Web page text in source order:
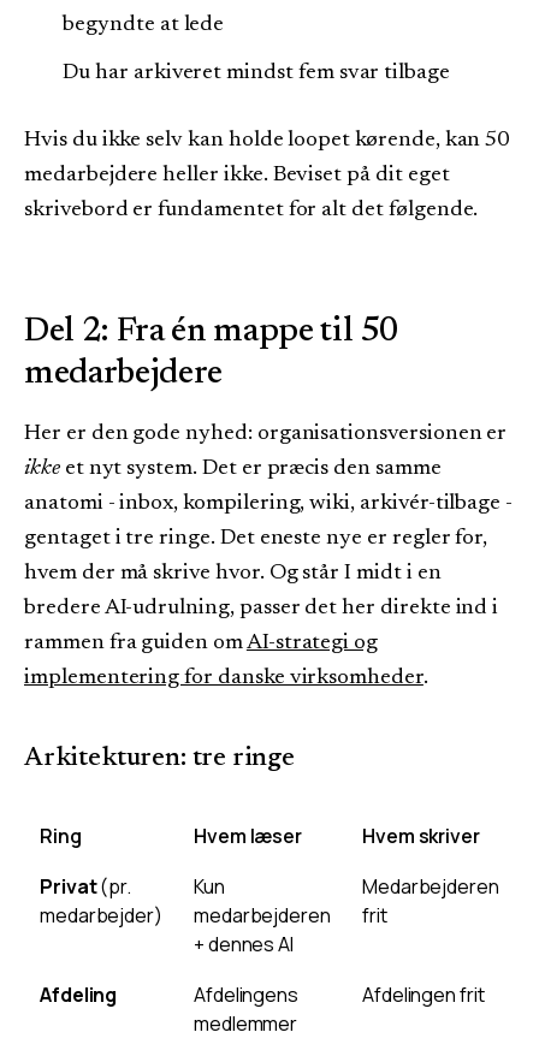
begyndte at lede
Du har arkiveret mindst fem svar tilbage
Hvis du ikke selv kan holde loopet kørende, kan 50
medarbejdere heller ikke. Beviset på dit eget
skrivebord er fundamentet for alt det følgende.
Del 2: Fra én mappe til 50
medarbejdere
Her er den gode nyhed: organisationsversionen er
ikkeet nyt system. Det er præcis den samme
anatomi - inbox, kompilering, wiki, arkivér-tilbage -
gentaget i tre ringe. Det eneste nye er regler for,
hvem der må skrive hvor. Og står I midt i en
bredere AI-udrulning, passer det her direkte ind i
rammen fra guiden omAI-strategi og
implementering for danske virksomheder.
Arkitekturen: tre ringe
Ring Hvem læser Hvem skriver
Privat(pr.
medarbejder)
Kun
medarbejderen
+ dennes AI
Medarbejderen
frit
Afdeling
Afdelingens
medlemmer
Afdelingen frit